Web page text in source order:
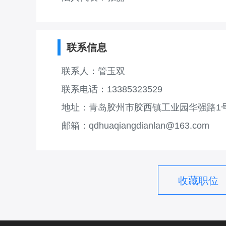
联系信息
联系人：管玉双
联系电话：13385323529
地址：青岛胶州市胶西镇工业园华强路1
邮箱：qdhuaqiangdianlan@163.com
收藏职位